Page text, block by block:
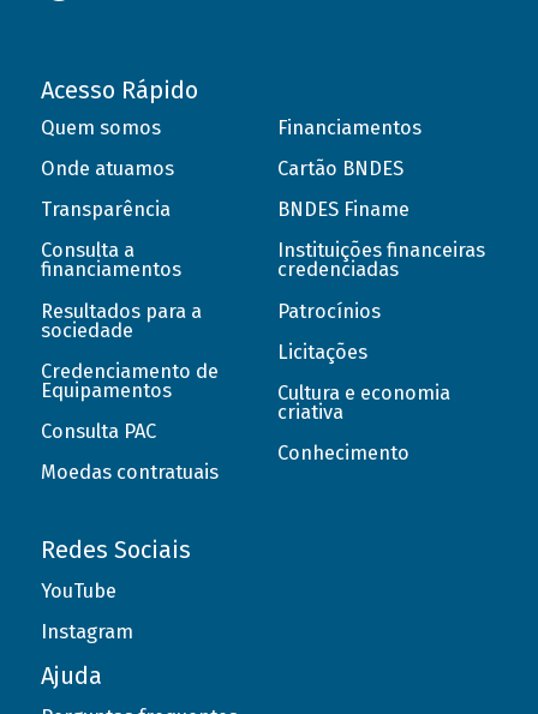
Acesso Rápido
Quem somos
Onde atuamos
Transparência
Consulta a
financiamentos
Resultados para a
sociedade
Credenciamento de
Equipamentos
Consulta PAC
Moedas contratuais
Financiamentos
Cartão BNDES
BNDES Finame
Instituições financeiras
credenciadas
Patrocínios
Licitações
Cultura e economia
criativa
Conhecimento
Redes Sociais
YouTube
Instagram
Ajuda